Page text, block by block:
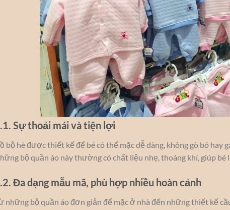
Sự thoải mái và tiện lợi
bộ hè được thiết kế để bé có thể mặc dễ dàng, không gò bó hay
bộ quần áo này thường có chất liệu nhẹ, thoáng khí, giúp bé
Đa dạng mẫu mã, phù hợp nhiều hoàn cảnh
những bộ quần áo đơn giản để mặc ở nhà đến những thiết kế